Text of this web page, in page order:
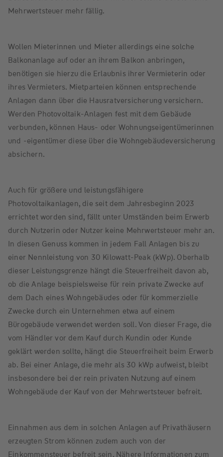
Mehrwertsteuer mehr fällig.
Wollen Mieterinnen und Mieter allerdings eine solche
Balkonanlage auf oder an ihrem Balkon anbringen,
benötigen sie hierzu die Erlaubnis ihrer Vermieterin oder
ihres Vermieters. Mietparteien können entsprechende
Anlagen dann über die Hausratversicherung versichern.
Werden Photovoltaik-Anlagen fest mit dem Gebäude
verbunden, können Haus- oder Wohnungseigentümerinnen
und -eigentümer diese über die Wohngebäudeversicherung
absichern.
Auch für größere und leistungsfähigere
Photovoltaikanlagen, die seit dem Jahresbeginn 2023
errichtet worden sind, fällt unter Umständen beim Erwerb
durch Nutzerin oder Nutzer keine Mehrwertsteuer mehr an.
In diesen Genuss kommen in jedem Fall Anlagen bis zu
einer Nennleistung von 30 Kilowatt-Peak (kWp). Oberhalb
dieser Leistungsgrenze hängt die Steuerfreiheit davon ab,
ob die Anlage beispielsweise für rein private Zwecke auf
dem Dach eines Wohngebäudes oder für kommerzielle
Zwecke durch ein Unternehmen etwa auf einem
Bürogebäude verwendet werden soll. Von dieser Frage, die
vom Händler vor dem Kauf durch Kundin oder Kunde
geklärt werden sollte, hängt die Steuerfreiheit beim Erwerb
ab. Bei einer Anlage, die mehr als 30 kWp aufweist, bleibt
insbesondere bei der rein privaten Nutzung auf einem
Wohngebäude der Kauf von der Mehrwertsteuer befreit.
Einnahmen aus dem in solchen Anlagen auf Privathäusern
erzeugten Strom können zudem auch von der
Einkommensteuer befreit sein. Nähere Informationen zum